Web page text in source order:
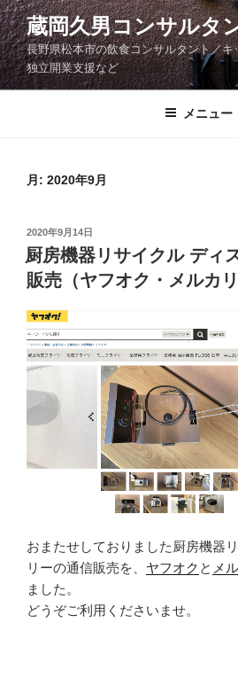
コ
ン
テ
ン
ツ
蔵岡久男コンサルタ
長野県松本市の飲食コンサルタント／キ
独立開業支援など
メニュー
月: 2020年9月
投
稿
日:
2020年9月14日
厨房機器リサイクル ディ
販売（ヤフオク・メルカ
おまたせしておりました厨房機器
リーの通信販売を、 ヤフオク と メ
ました。
どうぞご利用くださいませ。